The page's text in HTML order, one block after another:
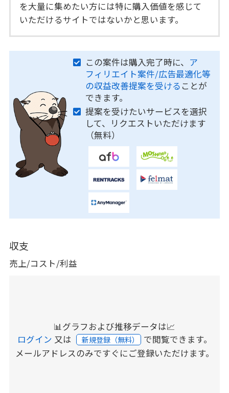
を大量に集めたい方には特に購入価値を感じて
いただけるサイトではないかと思います。
この案件は購入完了時に、 ア
フィリエイト案件/広告最適化等
の収益改善提案を受ける ことが
できます。
提案を受けたいサービスを選択
して、リクエストいただけます
（無料）
収支
売上/コスト/利益
📊グラフおよび推移データは📈
ログイン 又は 新規登録（無料） で閲覧できます。
メールアドレスのみですぐにご登録いただけます。